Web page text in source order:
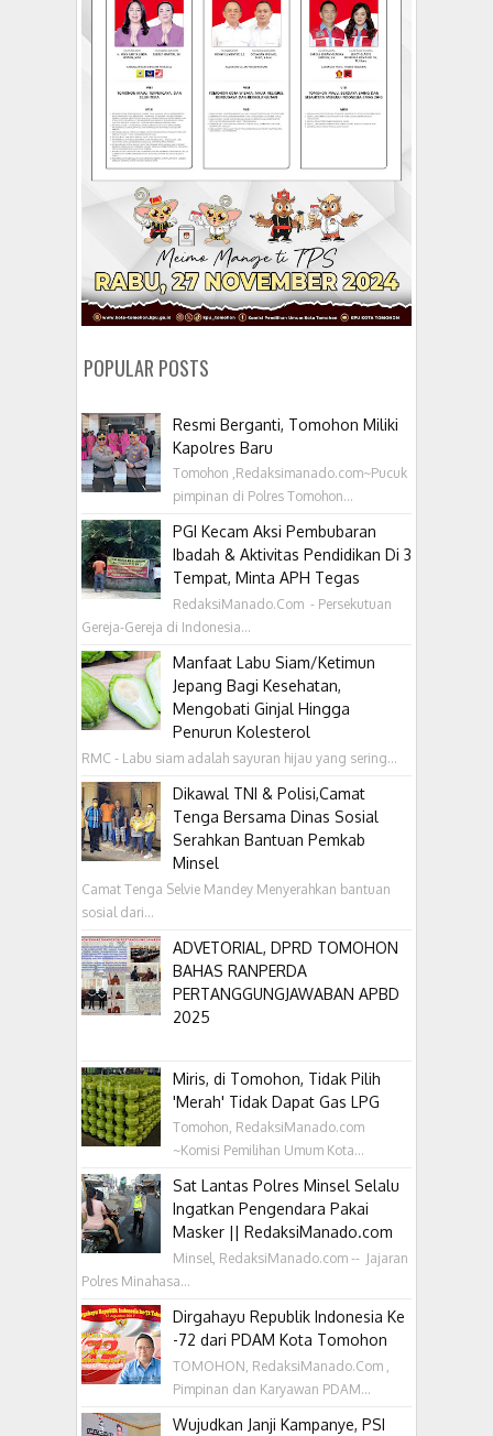
POPULAR POSTS
Resmi Berganti, Tomohon Miliki
Kapolres Baru
Tomohon ,Redaksimanado.com~Pucuk
pimpinan di Polres Tomohon...
PGI Kecam Aksi Pembubaran
Ibadah & Aktivitas Pendidikan Di 3
Tempat, Minta APH Tegas
RedaksiManado.Com - Persekutuan
Gereja-Gereja di Indonesia...
Manfaat Labu Siam/Ketimun
Jepang Bagi Kesehatan,
Mengobati Ginjal Hingga
Penurun Kolesterol
RMC - Labu siam adalah sayuran hijau yang sering...
Dikawal TNI & Polisi,Camat
Tenga Bersama Dinas Sosial
Serahkan Bantuan Pemkab
Minsel
Camat Tenga Selvie Mandey Menyerahkan bantuan
sosial dari...
ADVETORIAL, DPRD TOMOHON
BAHAS RANPERDA
PERTANGGUNGJAWABAN APBD
2025
Miris, di Tomohon, Tidak Pilih
'Merah' Tidak Dapat Gas LPG
Tomohon, RedaksiManado.com
~Komisi Pemilihan Umum Kota...
Sat Lantas Polres Minsel Selalu
Ingatkan Pengendara Pakai
Masker || RedaksiManado.com
Minsel, RedaksiManado.com -- Jajaran
Polres Minahasa...
Dirgahayu Republik Indonesia Ke
-72 dari PDAM Kota Tomohon
TOMOHON, RedaksiManado.Com ,
Pimpinan dan Karyawan PDAM...
Wujudkan Janji Kampanye, PSI